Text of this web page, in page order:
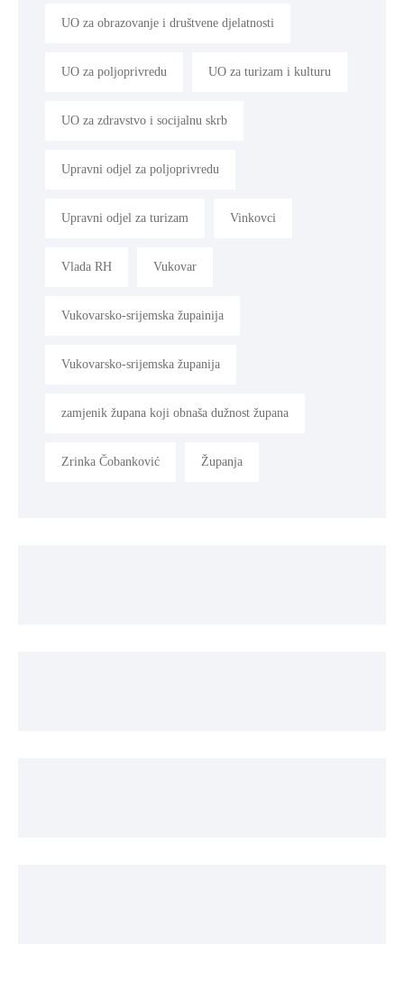
UO za obrazovanje i društvene djelatnosti
UO za poljoprivredu UO za turizam i kulturu
UO za zdravstvo i socijalnu skrb
Upravni odjel za poljoprivredu
Upravni odjel za turizam Vinkovci
Vlada RH Vukovar
Vukovarsko-srijemska župainija
Vukovarsko-srijemska županija
zamjenik župana koji obnaša dužnost župana
Zrinka Čobanković Županja